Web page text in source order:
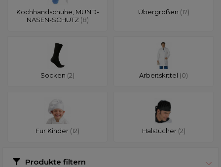
Kochhandschuhe, MUND-
NASEN-SCHUTZ (8)
Übergrößen (17)
Socken (2) Arbeitskittel (0)
Für Kinder (12) Halstücher (2)
Produkte filtern